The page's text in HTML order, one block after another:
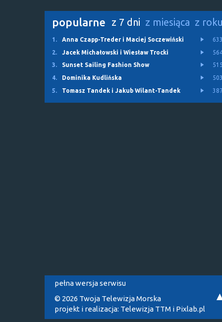
popularne z 7 dni z miesiąca z
1. Anna Czapp-Treder i Maciej Soczewiński
2.
Jacek Michałowski i Wiesław Trocki
3.
Sunset Sailing Fashion Show
4.
Dominika Kudlińska
5.
Tomasz Tandek i Jakub Wilant-Tandek
pełna wersja serwisu
© 2026 Twoja Telewizja Morska
projekt i realizacja: Telewizja TTM i Pixlab.pl